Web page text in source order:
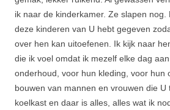
ik naar de kinderkamer. Ze slapen nog.
deze kinderen van U hebt gegeven
over hen kan uitoefenen. Ik kijk naar
die ik voel omdat ik mezelf elke dag
onderhoud, voor hun kleding, voor hun
bouwen van mannen en vrouwen die U
koelkast en daar is alles, alles wat ik